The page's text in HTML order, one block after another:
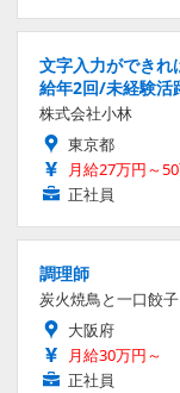
文字入力ができ
給年2回/未経験活
株式会社小林
東京都
月給27万円～
正社員
調理師
炭火焼鳥と一口餃子
大阪府
月給30万円～
正社員